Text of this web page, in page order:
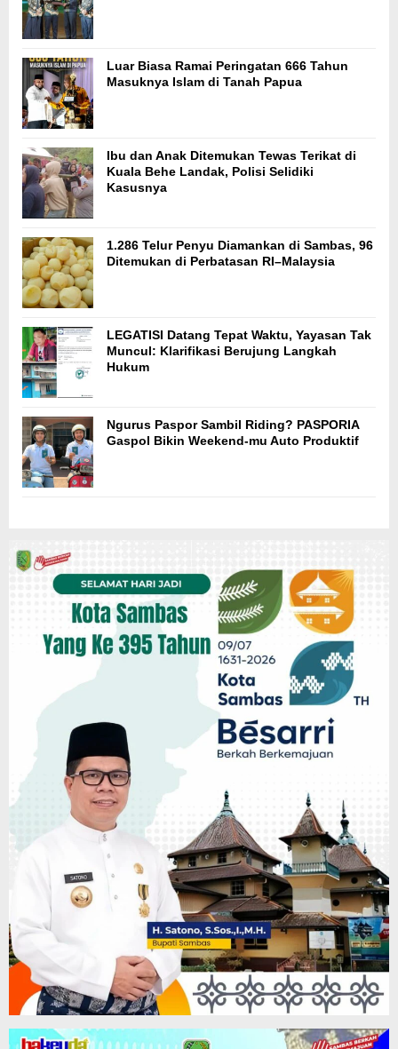
Luar Biasa Ramai Peringatan 666 Tahun
Masuknya Islam di Tanah Papua
Ibu dan Anak Ditemukan Tewas Terikat di
Kuala Behe Landak, Polisi Selidiki
Kasusnya
1.286 Telur Penyu Diamankan di Sambas, 96
Ditemukan di Perbatasan RI–Malaysia
LEGATISI Datang Tepat Waktu, Yayasan Tak
Muncul: Klarifikasi Berujung Langkah
Hukum
Ngurus Paspor Sambil Riding? PASPORIA
Gaspol Bikin Weekend-mu Auto Produktif